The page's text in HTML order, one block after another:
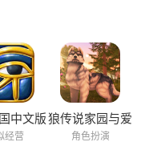
中文版
经营
狼传说家园与爱
心中文版
角色扮演